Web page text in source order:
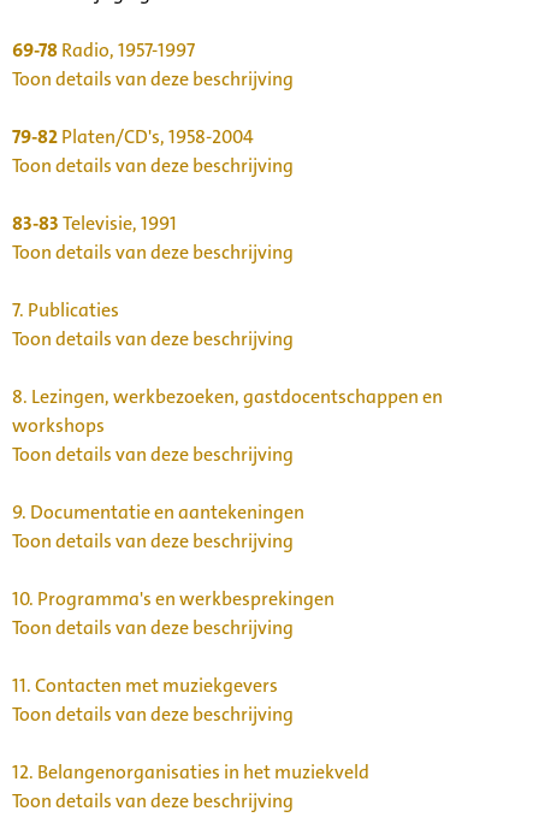
69-78Radio, 1957-1997
Toon details van deze beschrijving
79-82Platen/CD's, 1958-2004
Toon details van deze beschrijving
83-83Televisie, 1991
Toon details van deze beschrijving
7. Publicaties
Toon details van deze beschrijving
8. Lezingen, werkbezoeken, gastdocentschappen en
workshops
Toon details van deze beschrijving
9. Documentatie en aantekeningen
Toon details van deze beschrijving
10. Programma's en werkbesprekingen
Toon details van deze beschrijving
11.Contacten met muziekgevers
Toon details van deze beschrijving
12. Belangenorganisaties in het muziekveld
Toon details van deze beschrijving